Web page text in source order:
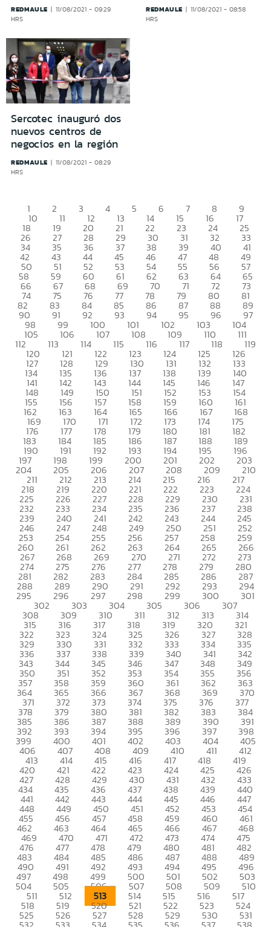
REDMAULE
11/08/2021 - 09:29
HRS
REDMAULE
11/08/2021 - 08:58
HRS
Sercotec inauguró dos
nuevos centros de
negocios en la región
REDMAULE
11/08/2021 - 08:29
HRS
1 2 3 4 5 6 7 8 9
10 11 12 13 14 15 16 17
18 19 20 21 22 23 24 25
26 27 28 29 30 31 32 33
34 35 36 37 38 39 40 41
42 43 44 45 46 47 48 49
50 51 52 53 54 55 56 57
58 59 60 61 62 63 64 65
66 67 68 69 70 71 72 73
74 75 76 77 78 79 80 81
82 83 84 85 86 87 88 89
90 91 92 93 94 95 96 97
98 99 100 101 102 103 104
105 106 107 108 109 110 111
112 113 114 115 116 117 118 119
120 121 122 123 124 125 126
127 128 129 130 131 132 133
134 135 136 137 138 139 140
141 142 143 144 145 146 147
148 149 150 151 152 153 154
155 156 157 158 159 160 161
162 163 164 165 166 167 168
169 170 171 172 173 174 175
176 177 178 179 180 181 182
183 184 185 186 187 188 189
190 191 192 193 194 195 196
197 198 199 200 201 202 203
204 205 206 207 208 209 210
211 212 213 214 215 216 217
218 219 220 221 222 223 224
225 226 227 228 229 230 231
232 233 234 235 236 237 238
239 240 241 242 243 244 245
246 247 248 249 250 251 252
253 254 255 256 257 258 259
260 261 262 263 264 265 266
267 268 269 270 271 272 273
274 275 276 277 278 279 280
281 282 283 284 285 286 287
288 289 290 291 292 293 294
295 296 297 298 299 300 301
302 303 304 305 306 307
308 309 310 311 312 313 314
315 316 317 318 319 320 321
322 323 324 325 326 327 328
329 330 331 332 333 334 335
336 337 338 339 340 341 342
343 344 345 346 347 348 349
350 351 352 353 354 355 356
357 358 359 360 361 362 363
364 365 366 367 368 369 370
371 372 373 374 375 376 377
378 379 380 381 382 383 384
385 386 387 388 389 390 391
392 393 394 395 396 397 398
399 400 401 402 403 404 405
406 407 408 409 410 411 412
413 414 415 416 417 418 419
420 421 422 423 424 425 426
427 428 429 430 431 432 433
434 435 436 437 438 439 440
441 442 443 444 445 446 447
448 449 450 451 452 453 454
455 456 457 458 459 460 461
462 463 464 465 466 467 468
469 470 471 472 473 474 475
476 477 478 479 480 481 482
483 484 485 486 487 488 489
490 491 492 493 494 495 496
497 498 499 500 501 502 503
504 505 506 507 508 509 510
511 512 513 514 515 516 517
518 519 520 521 522 523 524
525 526 527 528 529 530 531